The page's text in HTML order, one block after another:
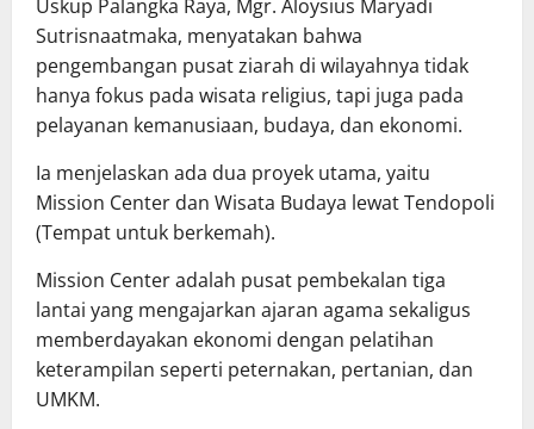
Uskup Palangka Raya, Mgr. Aloysius Maryadi
Sutrisnaatmaka, menyatakan bahwa
pengembangan pusat ziarah di wilayahnya tidak
hanya fokus pada wisata religius, tapi juga pada
pelayanan kemanusiaan, budaya, dan ekonomi.
Ia menjelaskan ada dua proyek utama, yaitu
Mission Center dan Wisata Budaya lewat Tendopoli
(Tempat untuk berkemah).
Mission Center adalah pusat pembekalan tiga
lantai yang mengajarkan ajaran agama sekaligus
memberdayakan ekonomi dengan pelatihan
keterampilan seperti peternakan, pertanian, dan
UMKM.